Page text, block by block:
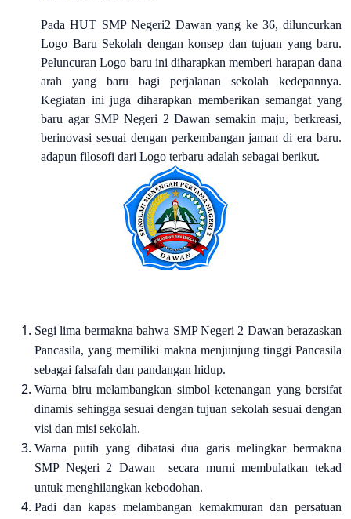
Pada HUT SMP Negeri2 Dawan yang ke 36, diluncurkan
Logo Baru Sekolah dengan konsep dan tujuan yang baru.
Peluncuran Logo baru ini diharapkan memberi harapan dana
arah yang baru bagi perjalanan sekolah kedepannya.
Kegiatan ini juga diharapkan memberikan semangat yang
baru agar SMP Negeri 2 Dawan semakin maju, berkreasi,
berinovasi sesuai dengan perkembangan jaman di era baru.
adapun filosofi dari Logo terbaru adalah sebagai berikut.
Segi lima bermakna bahwa SMP Negeri 2 Dawan berazaskan
Pancasila, yang memiliki makna menjunjung tinggi Pancasila
sebagai falsafah dan pandangan hidup.
Warna biru melambangkan simbol ketenangan yang bersifat
dinamis sehingga sesuai dengan tujuan sekolah sesuai dengan
visi dan misi sekolah.
Warna putih yang dibatasi dua garis melingkar bermakna
SMP Negeri 2 Dawan secara murni membulatkan tekad
untuk menghilangkan kebodohan.
Padi dan kapas melambangan kemakmuran dan persatuan